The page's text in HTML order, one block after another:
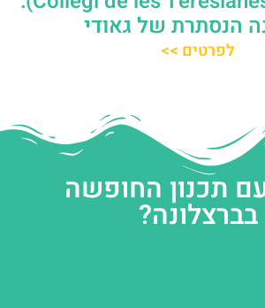
הנסתרת של גאודי
לפרטים >>
תכנון החופשה
בברצלונה?